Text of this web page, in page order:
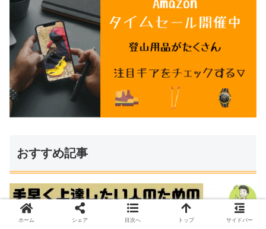
おすすめ記事
ホーム シェア 目次へ トップ サイドバー